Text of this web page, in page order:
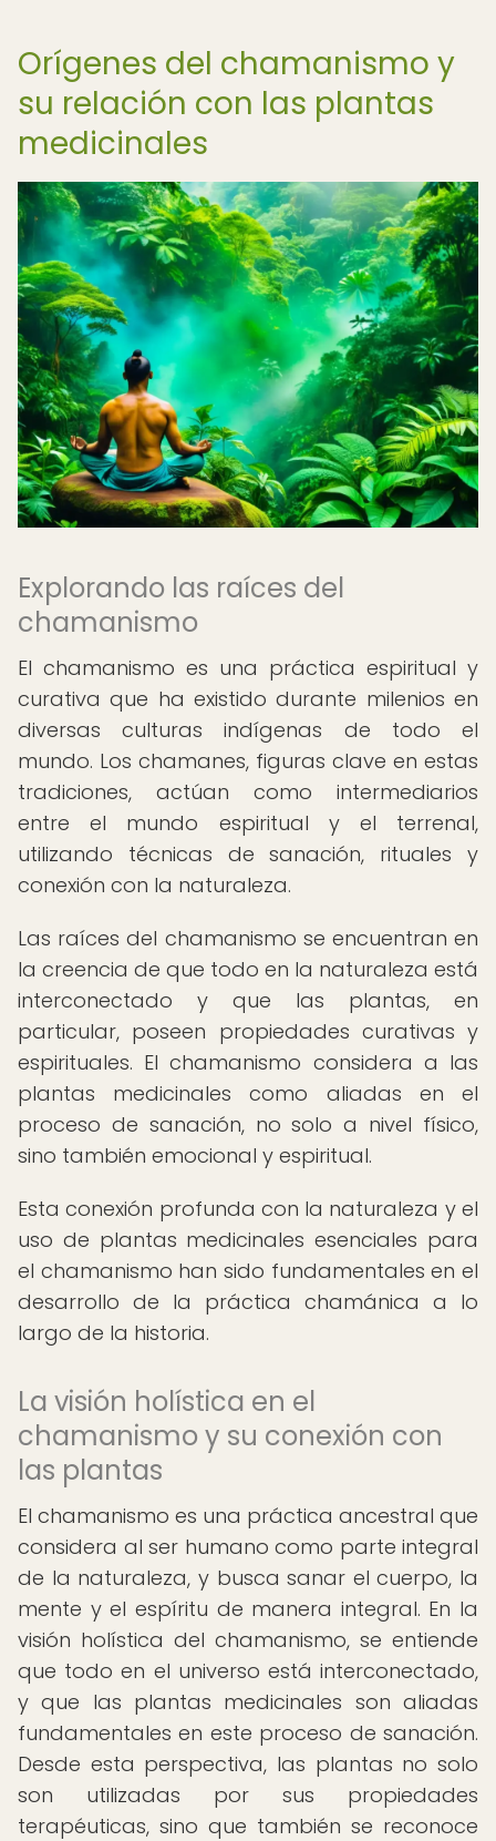
Orígenes del chamanismo y
su relación con las plantas
medicinales
Explorando las raíces del
chamanismo
El chamanismo es una práctica espiritual y
curativa que ha existido durante milenios en
diversas culturas indígenas de todo el
mundo. Los chamanes, figuras clave en estas
tradiciones, actúan como intermediarios
entre el mundo espiritual y el terrenal,
utilizando técnicas de sanación, rituales y
conexión con la naturaleza.
Las raíces del chamanismo se encuentran en
la creencia de que todo en la naturaleza está
interconectado y que las plantas, en
particular, poseen propiedades curativas y
espirituales. El chamanismo considera a las
plantas medicinales como aliadas en el
proceso de sanación, no solo a nivel físico,
sino también emocional y espiritual.
Esta conexión profunda con la naturaleza y el
uso de plantas medicinales esenciales para
el chamanismo han sido fundamentales en el
desarrollo de la práctica chamánica a lo
largo de la historia.
La visión holística en el
chamanismo y su conexión con
las plantas
El chamanismo es una práctica ancestral que
considera al ser humano como parte integral
de la naturaleza, y busca sanar el cuerpo, la
mente y el espíritu de manera integral. En la
visión holística del chamanismo, se entiende
que todo en el universo está interconectado,
y que las plantas medicinales son aliadas
fundamentales en este proceso de sanación.
Desde esta perspectiva, las plantas no solo
son utilizadas por sus propiedades
terapéuticas, sino que también se reconoce